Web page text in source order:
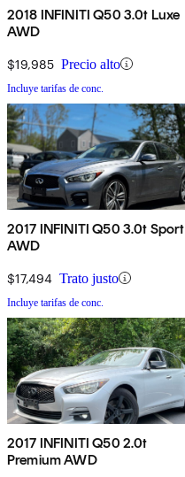
2018 INFINITI Q50 3.0t Luxe
AWD
$19,985 Precio alto
Incluye tarifas de conc.
2017 INFINITI Q50 3.0t Sport
AWD
$17,494 Trato justo
Incluye tarifas de conc.
2017 INFINITI Q50 2.0t
Premium AWD